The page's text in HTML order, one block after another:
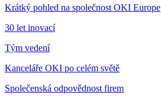
Krátký pohled na společnost OKI Europe
30 let inovací
Tým vedení
Kanceláře OKI po celém světě
Společenská odpovědnost firem